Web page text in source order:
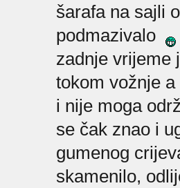
šarafa na sajli
podmazivalo
zadnje vrijeme
tokom vožnje
i nije moga
se čak znao i
gumenog
skamenilo,